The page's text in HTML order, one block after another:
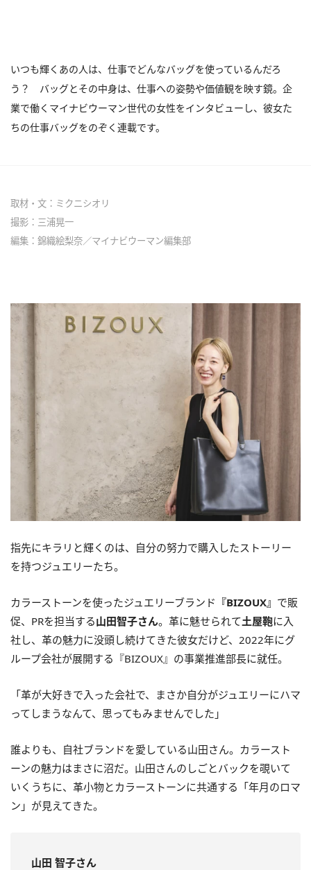
いつも輝くあの人は、仕事でどんなバッグを使っているんだろ
う？ バッグとその中身は、仕事への姿勢や価値観を映す鏡。企
業で働くマイナビウーマン世代の女性をインタビューし、彼女た
ちの仕事バッグをのぞく連載です。
取材・文：ミクニシオリ
撮影：三浦晃一
編集：錦織絵梨奈／マイナビウーマン編集部
指先にキラリと輝くのは、自分の努力で購入したストーリー
を持つジュエリーたち。
カラーストーンを使ったジュエリーブランド 『BIZOUX』 で販
促、PRを担当する山田智子さん。革に魅せられて土屋鞄に入
社し、革の魅力に没頭し続けてきた彼女だけど、2022年にグ
ループ会社が展開する『BIZOUX』の事業推進部長に就任。
「革が大好きで入った会社で、まさか自分がジュエリーにハマ
ってしまうなんて、思ってもみませんでした」
誰よりも、自社ブランドを愛している山田さん。カラースト
ーンの魅力はまさに沼だ。山田さんのしごとバックを覗いて
いくうちに、革小物とカラーストーンに共通する「年月のロマ
ン」が見えてきた。
山田 智子さん